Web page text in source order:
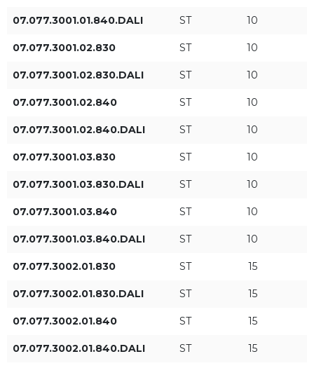
[W]
Flux lumineux du luminaire
[lm]
DALI
07.077.3001.01.840.DALI ST 10
07.077.3001.02.830 ST 10
07.077.3001.02.830.DALI ST 10
07.077.3001.02.840 ST 10
07.077.3001.02.840.DALI ST 10
07.077.3001.03.830 ST 10
07.077.3001.03.830.DALI ST 10
07.077.3001.03.840 ST 10
07.077.3001.03.840.DALI ST 10
07.077.3002.01.830 ST 15
07.077.3002.01.830.DALI ST 15
07.077.3002.01.840 ST 15
07.077.3002.01.840.DALI ST 15